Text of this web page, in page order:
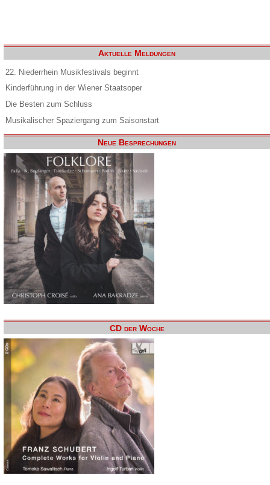
Aktuelle Meldungen
22. Niederrhein Musikfestivals beginnt
Kinderführung in der Wiener Staatsoper
Die Besten zum Schluss
Musikalischer Spaziergang zum Saisonstart
Neue Besprechungen
CD der Woche